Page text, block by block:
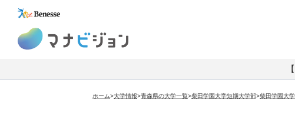
ホーム>大学情報>青森県の大学一覧>柴田学園大学短期大学部>柴田学園大